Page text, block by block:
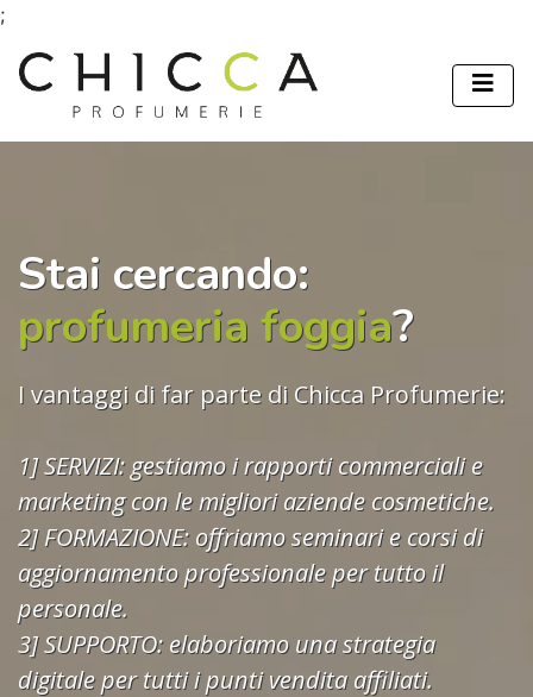
;
Stai cercando:
profumeria foggia?
I vantaggi di far parte di Chicca Profumerie:
1] SERVIZI: gestiamo i rapporti commerciali e
marketing con le migliori aziende cosmetiche.
2] FORMAZIONE: offriamo seminari e corsi di
aggiornamento professionale per tutto il
personale.
3] SUPPORTO: elaboriamo una strategia
digitale per tutti i punti vendita affiliati.